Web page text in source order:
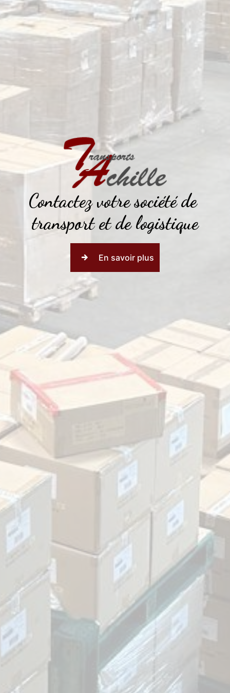
Contactez votre société de
transport et de logistique
En savoir plus